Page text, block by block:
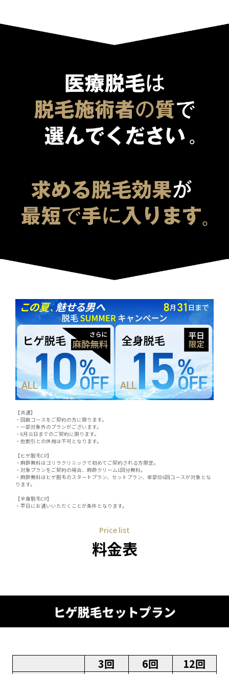
【共通】
・回数コースをご契約の方に限ります。
・一部対象外のプランがございます。
・8月31日までのご契約に限ります。
・他割引との併用は不可となります。
【ヒゲ脱毛CP】
・麻酔無料はゴリラクリニックで初めてご契約される方限定。
・対象プランをご契約の場合、麻酔クリーム1回分無料。
・麻酔無料はヒゲ脱毛のスタートプラン、セットプラン、単部位6回コースが対象とな
ります。
【全身脱毛CP】
・平日にお通いいただくことが条件となります。
Price list
料金表
ヒゲ脱毛セットプラン
3回 6回 12回